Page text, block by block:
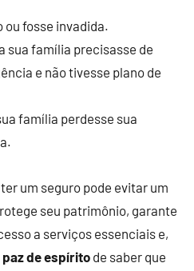
ou fosse invadida.
sua família precisasse de
e não tivesse plano de
família perdesse sua
um seguro pode evitar um
seu patrimônio, garante
a serviços essenciais e,
paz de espírito de saber que